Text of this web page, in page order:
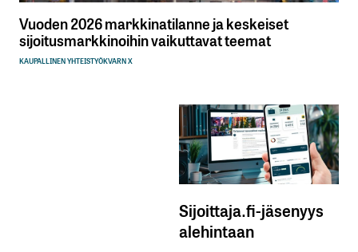
Vuoden 2026 markkinatilanne ja keskeiset
sijoitusmarkkinoihin vaikuttavat teemat
KAUPALLINEN YHTEISTYÖKVARN X
Sijoittaja.fi-jäsenyys
alehintaan